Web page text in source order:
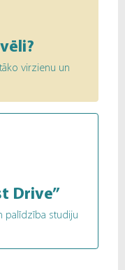
virzienu un
Drive”
palīdzība studiju